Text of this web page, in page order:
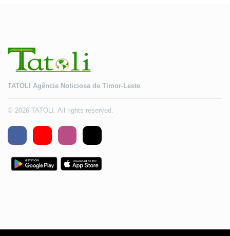
TATOLI Agência Noticiosa de Timor-Leste
© 2026 TATOLI. All rights reserved.